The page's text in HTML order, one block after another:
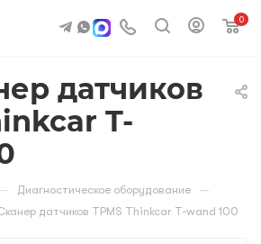
0
датчиков
T-
Диагностическое оборудование —
датчиков TPMS Thinkcar T-wand 100